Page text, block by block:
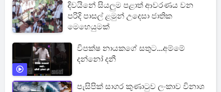
දිවයිනේ සියලුම පළාත් ආවරණය වන
පරිදි පාසල් ළමුන් උදෙසා ජාතික
මෙහෙයුමක්
විපක්ෂ නායකගේ සතුට...අම්මේ
දන්නෝ දනී
පැසිපික් සාගර කුණාටුව ලංකාව විනාශ